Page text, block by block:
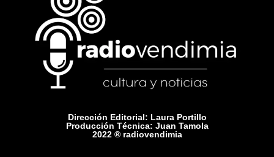
Dirección Editorial: Laura Portillo
Producción Técnica: Juan Tamola
2022 ® radiovendimia